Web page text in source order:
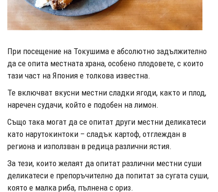
При посещение на Токушима е абсолютно задължително
да се опита местната храна, особено плодовете, с които
тази част на Япония е толкова известна.
Те включват вкусни местни сладки ягоди, както и плод,
наречен судачи, който е подобен на лимон.
Също така могат да се опитат други местни деликатеси
като нарутокинтоки – сладък картоф, отглеждан в
региона и използван в редица различни ястия.
За тези, които желаят да опитат различни местни суши
деликатеси е препоръчително да попитат за сугата суши,
която е малка риба, пълнена с ориз.